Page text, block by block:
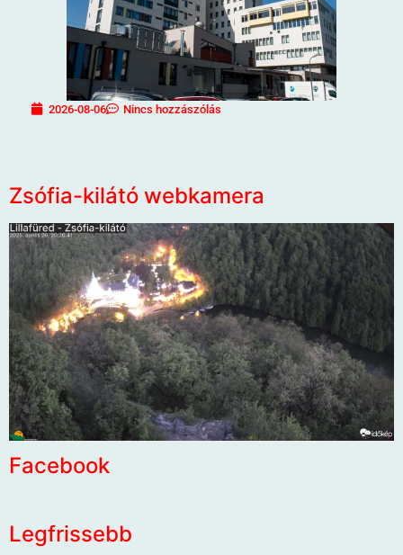
2026-08-06 Nincs hozzászólás
Zsófia-kilátó webkamera
Facebook
Legfrissebb